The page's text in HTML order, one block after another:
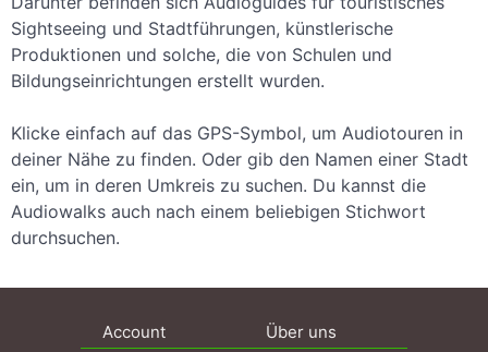
Sightseeing und Stadtführungen, künstlerische
Produktionen und solche, die von Schulen und
Bildungseinrichtungen erstellt wurden.
Klicke einfach auf das GPS-Symbol, um Audiotouren in
deiner Nähe zu finden. Oder gib den Namen einer Stadt
ein, um in deren Umkreis zu suchen. Du kannst die
Audiowalks auch nach einem beliebigen Stichwort
durchsuchen.
Account Über uns